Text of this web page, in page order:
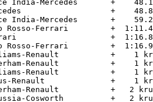
India-Mercedes       +
+
India-Mercedes       +
Rosso-Ferrari         +
+
Rosso-Ferrari         +
Renault           +    1
Renault           +    1
Renault           +    1
Renault              +    1
Renault           +   2
Cosworth          +   2